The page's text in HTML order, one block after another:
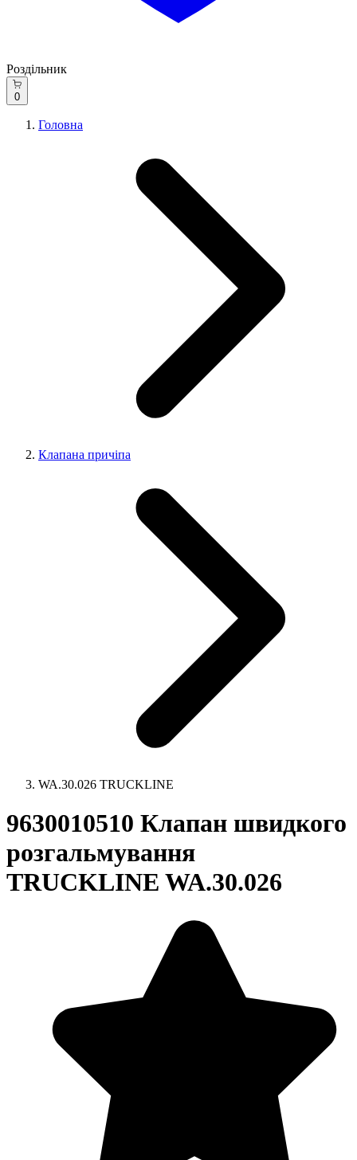
Роздільник
0
Головна
Клапана причіпа
WA.30.026 TRUCKLINE
9630010510 Клапан швидкого
розгальмування
TRUCKLINE WA.30.026